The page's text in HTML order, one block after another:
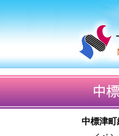
中標津